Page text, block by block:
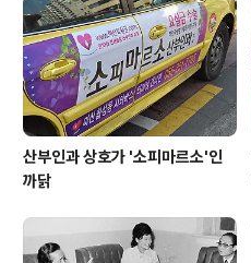
산부인과 상호가 '소피마르소'인
까닭